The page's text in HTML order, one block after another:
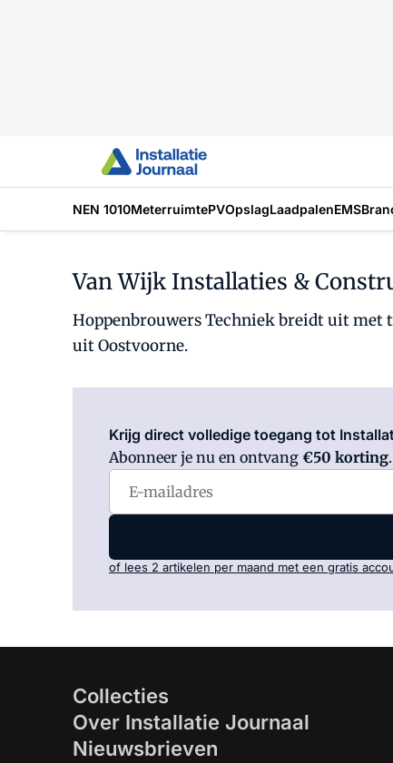
NEN 1010MeterruimtePVOpslagLaadpalenEMS
Van Wijk Installaties &
Hoppenbrouwers Techniek breidt uit met
uit Oostvoorne.
Krijg direct volledige toegang tot
Abonneer je nu en ontvang €50 korting.
of lees 2 artikelen per maand met een gratis
Collecties
Over Installatie Journaal
Nieuwsbrieven